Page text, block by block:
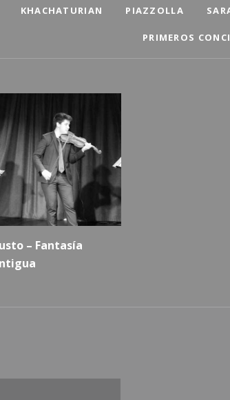
KHACHATURIAN PIAZZOLLA
PRIMEROS
– Fantasía